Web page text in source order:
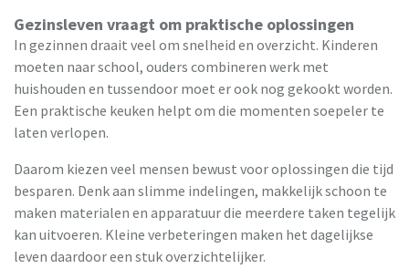
Gezinsleven vraagt om praktische oplossingen
In gezinnen draait veel om snelheid en overzicht. Kinderen
moeten naar school, ouders combineren werk met
huishouden en tussendoor moet er ook nog gekookt worden.
Een praktische keuken helpt om die momenten soepeler te
laten verlopen.
Daarom kiezen veel mensen bewust voor oplossingen die tijd
besparen. Denk aan slimme indelingen, makkelijk schoon te
maken materialen en apparatuur die meerdere taken tegelijk
kan uitvoeren. Kleine verbeteringen maken het dagelijkse
leven daardoor een stuk overzichtelijker.